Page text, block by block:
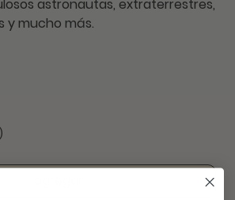
astronautas, extraterrestres,
y mucho más.